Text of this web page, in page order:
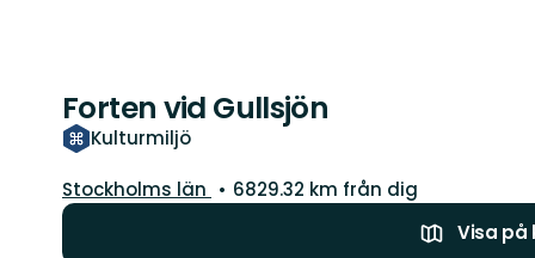
Forten vid Gullsjön
Kulturmiljö
Län:
Stockholms län
6829.32 km från dig
Visa på